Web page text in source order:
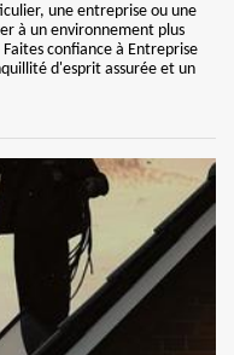
une entreprise ou une
à un environnement plus
confiance à Entreprise
d'esprit assurée et un